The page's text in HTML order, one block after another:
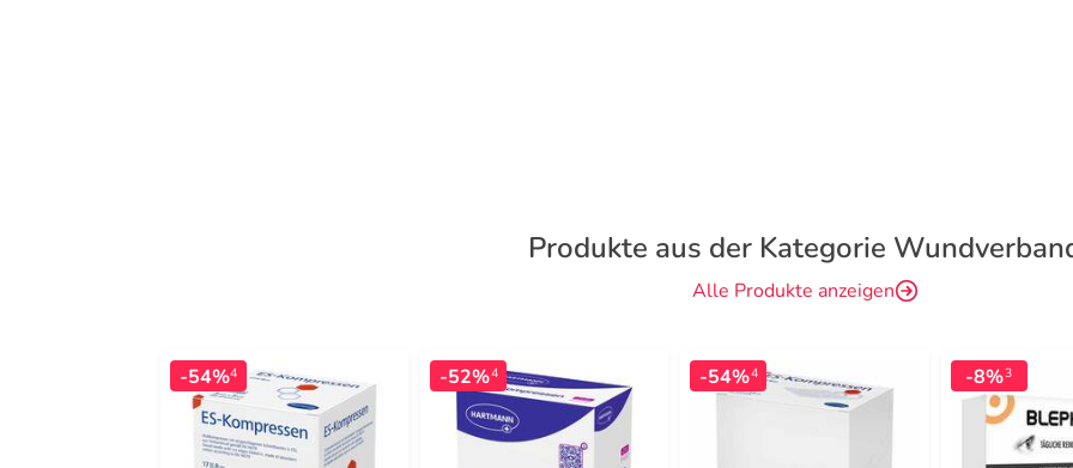
Produkte aus der Kategorie
Alle Produkte anzeigen
-54%4 -52%4 -54%4 -8%3